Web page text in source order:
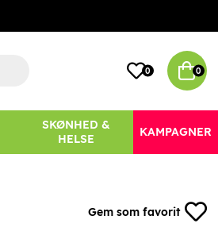
0 0
SKØNHED &
HELSE
KAMPAGNER
Gem som favorit